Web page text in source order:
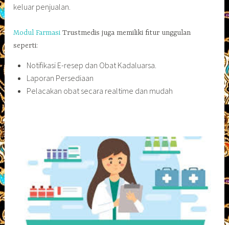
keluar penjualan.
Modul Farmasi Trustmedis juga memiliki fitur unggulan
seperti:
Notifikasi E-resep dan Obat Kadaluarsa.
Laporan Persediaan
Pelacakan obat secara realtime dan mudah